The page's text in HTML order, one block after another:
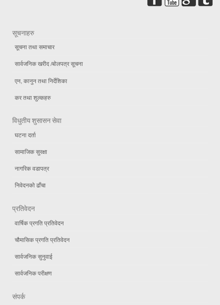
सूचनाहरु
सूचना तथा समाचार
सार्वजनिक खरीद /बोलपत्र सूचना
एन, कानुन तथा निर्देशिका
कर तथा शुल्कहरु
विधुतीय शुसासन सेवा
घटना दर्ता
सामाजिक सुरक्षा
नागरिक वडापत्र
निवेदनको ढाँचा
प्रतिवेदन
वार्षिक प्रगति प्रतिवेदन
चौमासिक प्रगति प्रतिवेदन
सार्वजनिक सुनुवाई
सार्वजनिक परीक्षण
संपर्क